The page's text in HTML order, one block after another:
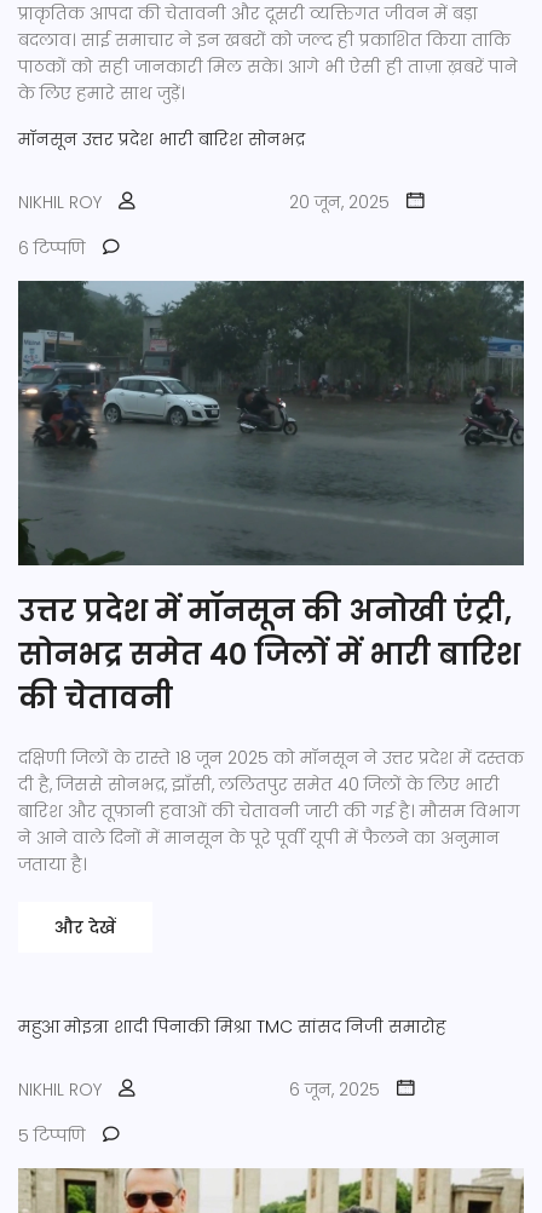
प्राकृतिक आपदा की चेतावनी और दूसरी व्यक्तिगत जीवन में बड़ा
बदलाव। साई समाचार ने इन खबरों को जल्द ही प्रकाशित किया ताकि
पाठकों को सही जानकारी मिल सके। आगे भी ऐसी ही ताज़ा ख़बरें पाने
के लिए हमारे साथ जुड़ें।
मॉनसून उत्तर प्रदेश भारी बारिश सोनभद्र
NIKHIL ROY
20 जून, 2025
6 टिप्पणि
उत्तर प्रदेश में मॉनसून की अनोखी एंट्री,
सोनभद्र समेत 40 जिलों में भारी बारिश
की चेतावनी
दक्षिणी जिलों के रास्ते 18 जून 2025 को मॉनसून ने उत्तर प्रदेश में दस्तक
दी है, जिससे सोनभद्र, झाँसी, ललितपुर समेत 40 जिलों के लिए भारी
बारिश और तूफ़ानी हवाओं की चेतावनी जारी की गई है। मौसम विभाग
ने आने वाले दिनों में मानसून के पूरे पूर्वी यूपी में फैलने का अनुमान
जताया है।
और देखें
महुआ मोइत्रा शादी पिनाकी मिश्रा TMC सांसद निजी समारोह
NIKHIL ROY
6 जून, 2025
5 टिप्पणि